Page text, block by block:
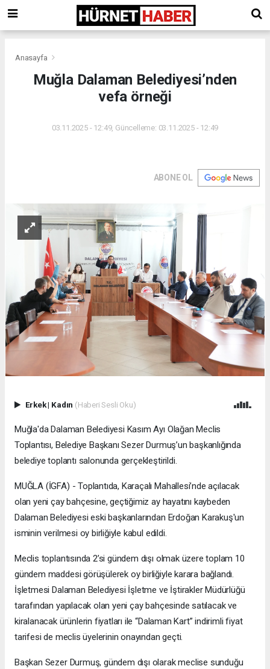
Anasayfa
Muğla Dalaman Belediyesi’nden
vefa örneği
03.11.2025 - 12:49, Güncelleme: 03.11.2025 - 12:49
ABONE OL
Erkek| Kadın (Haberi Sesli Oku)
Muğla'da Dalaman Belediyesi Kasım Ayı Olağan Meclis
Toplantısı, Belediye Başkanı Sezer Durmuş’un başkanlığında
belediye toplantı salonunda gerçekleştirildi.
MUĞLA (İGFA) - Toplantıda, Karaçalı Mahallesi’nde açılacak
olan yeni çay bahçesine, geçtiğimiz ay hayatını kaybeden
Dalaman Belediyesi eski başkanlarından Erdoğan Karakuş'un
isminin verilmesi oy birliğiyle kabul edildi.
Meclis toplantısında 2’si gündem dışı olmak üzere toplam 10
gündem maddesi görüşülerek oy birliğiyle karara bağlandı.
İşletmesi Dalaman Belediyesi İşletme ve İştirakler Müdürlüğü
tarafından yapılacak olan yeni çay bahçesinde satılacak ve
kiralanacak ürünlerin fiyatları ile “Dalaman Kart” indirimli fiyat
tarifesi de meclis üyelerinin onayından geçti.
Başkan Sezer Durmuş, gündem dışı olarak meclise sunduğu